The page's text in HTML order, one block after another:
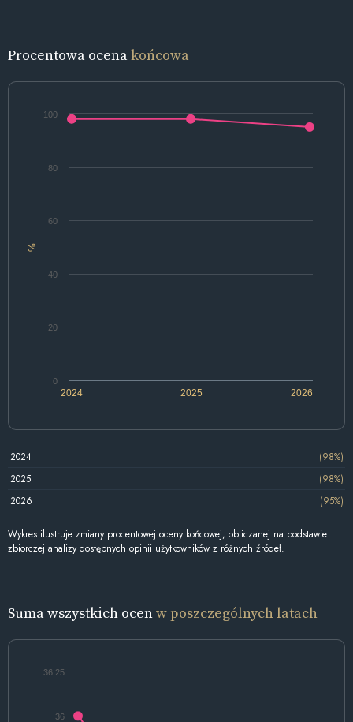
Procentowa ocenakońcowa
%
2024 2025 2026
0
20
40
60
80
100
2024
(98%)
2025
(98%)
2026
(95%)
Wykres ilustruje zmiany procentowej oceny końcowej, obliczanej na podstawie
zbiorczej analizy dostępnych opinii użytkowników z różnych źródeł.
Suma wszystkich ocenw poszczególnych latach
36
36.25